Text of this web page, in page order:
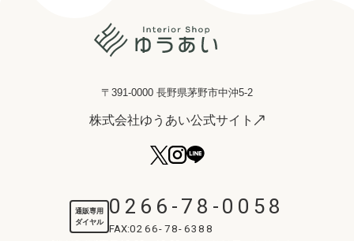
〒391-0000 長野県茅野市中沖5-2
株式会社ゆうあい公式サイト
通販専用
ダイヤル
0266-78-0058
FAX:0266-78-6388